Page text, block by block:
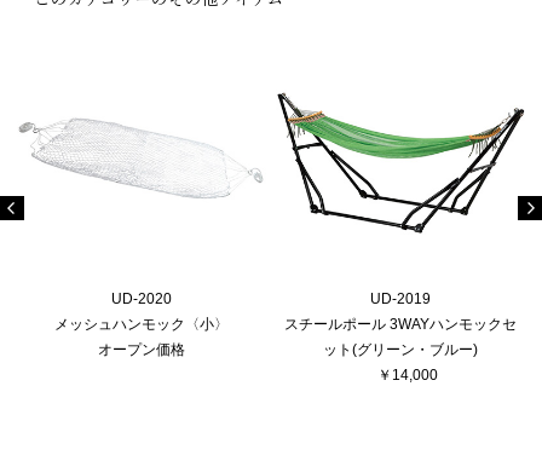
UD-2020
メッシュハンモック〈小〉
オープン価格
UD-2019
スチールポール 3WAYハンモックセ
ット(グリーン・ブルー)
￥14,000